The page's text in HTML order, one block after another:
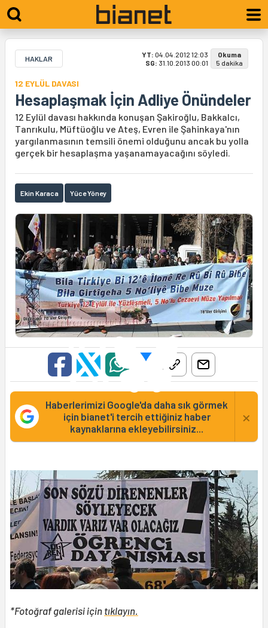
HAKLAR YT: 04.04.2012 12:03
SG: 31.10.2013 00:01
Okuma
5 dakika
12 EYLÜL DAVASI
Hesaplaşmak İçin Adliye Önündeler
12 Eylül davası hakkında konuşan Şakiroğlu, Bakkalcı,
Tanrıkulu, Müftüoğlu ve Ateş, Evren ile Şahinkaya'nın
yargılanmasının temsili önemi olduğunu ancak bu yolla
gerçek bir hesaplaşma yaşanamayacağını söyledi.
Ekin Karaca Yüce Yöney
Haberlerimizi Google'da daha sık görmek
için bianet'i tercih ettiğiniz haber
kaynaklarına ekleyebilirsiniz...
×
*Fotoğraf galerisi için tıklayın.